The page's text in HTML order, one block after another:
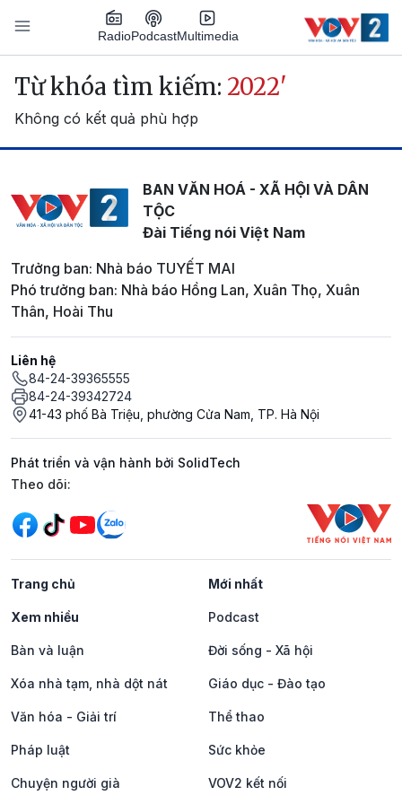
Nhảy đến nội dung
RadioPodcastMultimedia
Main navigation
Từ khóa tìm kiếm: 2022'
Không có kết quả phù hợp
BAN VĂN HOÁ - XÃ HỘI VÀ DÂN
TỘC
Đài Tiếng nói Việt Nam
Trưởng ban: Nhà báo TUYẾT MAI
Phó trưởng ban: Nhà báo Hồng Lan, Xuân Thọ, Xuân
Thân, Hoài Thu
Liên hệ
84-24-39365555
84-24-39342724
41-43 phố Bà Triệu, phường Cửa Nam, TP. Hà Nội
Phát triển và vận hành bởi SolidTech
Mạng xã hội
Theo dõi:
Trang chủ Mới nhất
Xem nhiều Podcast
Bàn và luận Đời sống - Xã hội
Xóa nhà tạm, nhà dột nát Giáo dục - Đào tạo
Văn hóa - Giải trí Thể thao
Pháp luật Sức khỏe
Chuyện người già VOV2 kết nối